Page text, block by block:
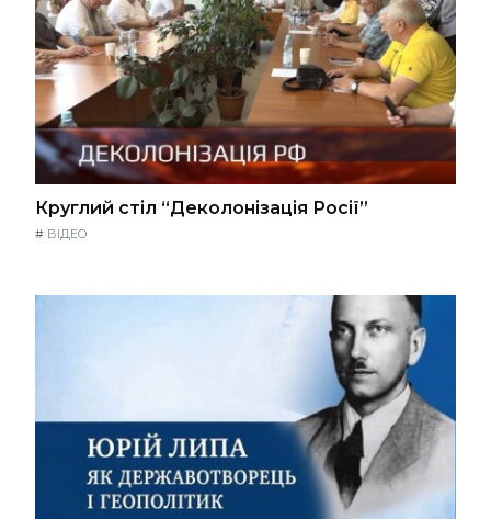
Круглий стіл “Деколонізація Росії”
# ВІДЕО